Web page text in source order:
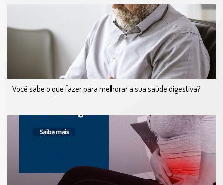
Você sabe o que fazer para melhorar a sua saúde digestiva?